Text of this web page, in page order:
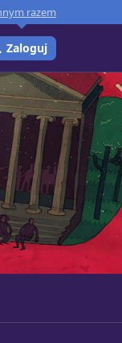
razem
Zaloguj